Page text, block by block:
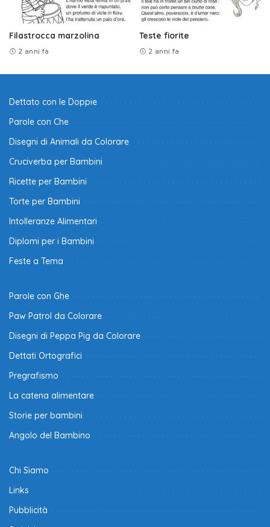
Filastrocca marzolina
2 anni fa
Teste fiorite
2 anni fa
Dettato con le Doppie
Parole con Che
Disegni di Animali da Colorare
Cruciverba per Bambini
Ricette per Bambini
Torte per Bambini
Intolleranze Alimentari
Diplomi per i Bambini
Feste a Tema
Parole con Ghe
Paw Patrol da Colorare
Disegni di Peppa Pig da Colorare
Dettati Ortografici
Pregrafismo
La catena alimentare
Storie per bambini
Angolo del Bambino
Chi Siamo
Links
Pubblicità